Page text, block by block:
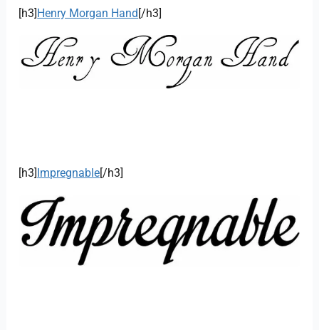
[h3]Henry Morgan Hand[/h3]
[h3] Impregnable[/h3]